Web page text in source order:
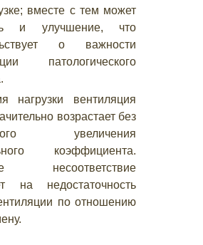
вместе с тем может
и улучшение, что
о важности
патологического
нагрузки вентиляция
возрастает без
увеличения
коэффициента.
несоответствие
на недостаточность
по отношению